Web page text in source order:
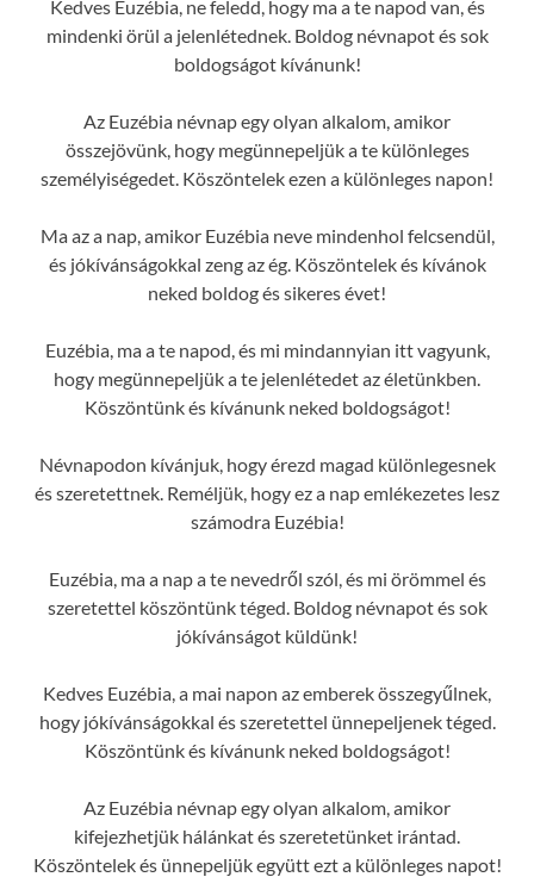
Kedves Euzébia, ne feledd, hogy ma a te napod van, és
mindenki örül a jelenlétednek. Boldog névnapot és sok
boldogságot kívánunk!
Az Euzébia névnap egy olyan alkalom, amikor
összejövünk, hogy megünnepeljük a te különleges
személyiségedet. Köszöntelek ezen a különleges napon!
Ma az a nap, amikor Euzébia neve mindenhol felcsendül,
és jókívánságokkal zeng az ég. Köszöntelek és kívánok
neked boldog és sikeres évet!
Euzébia, ma a te napod, és mi mindannyian itt vagyunk,
hogy megünnepeljük a te jelenlétedet az életünkben.
Köszöntünk és kívánunk neked boldogságot!
Névnapodon kívánjuk, hogy érezd magad különlegesnek
és szeretettnek. Reméljük, hogy ez a nap emlékezetes lesz
számodra Euzébia!
Euzébia, ma a nap a te nevedről szól, és mi örömmel és
szeretettel köszöntünk téged. Boldog névnapot és sok
jókívánságot küldünk!
Kedves Euzébia, a mai napon az emberek összegyűlnek,
hogy jókívánságokkal és szeretettel ünnepeljenek téged.
Köszöntünk és kívánunk neked boldogságot!
Az Euzébia névnap egy olyan alkalom, amikor
kifejezhetjük hálánkat és szeretetünket irántad.
Köszöntelek és ünnepeljük együtt ezt a különleges napot!